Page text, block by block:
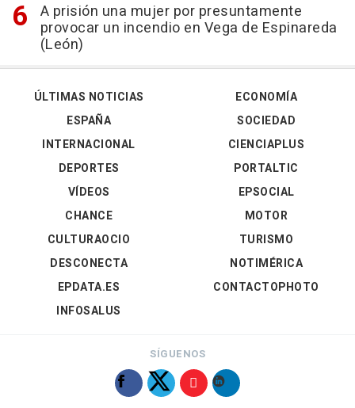
A prisión una mujer por presuntamente
provocar un incendio en Vega de Espinareda
(León)
ÚLTIMAS NOTICIAS
ESPAÑA
INTERNACIONAL
DEPORTES
VÍDEOS
ECONOMÍA
SOCIEDAD
CIENCIAPLUS
PORTALTIC
EPSOCIAL
CHANCE
CULTURAOCIO
DESCONECTA
EPDATA.ES
INFOSALUS
MOTOR
TURISMO
NOTIMÉRICA
CONTACTOPHOTO
SÍGUENOS